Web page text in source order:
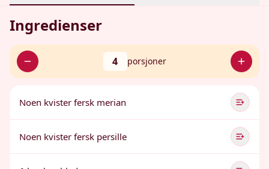
Ingredienser
4 porsjoner
Noen kvister fersk merian
Noen kvister fersk persille